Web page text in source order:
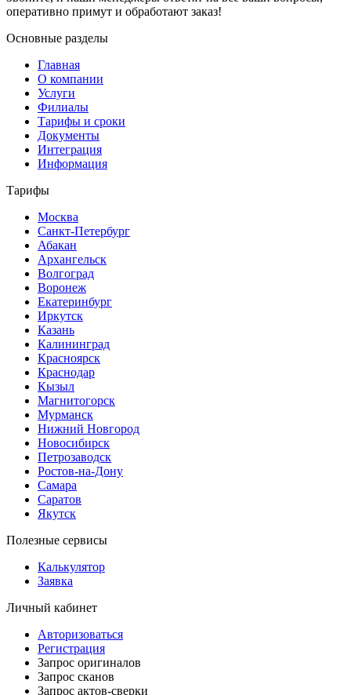
оперативно примут и обработают заказ!
Основные разделы
Главная
О компании
Услуги
Филиалы
Тарифы и сроки
Документы
Интеграция
Информация
Тарифы
Москва
Санкт-Петербург
Абакан
Архангельск
Волгоград
Воронеж
Екатеринбург
Иркутск
Казань
Калининград
Красноярск
Краснодар
Кызыл
Магнитогорск
Мурманск
Нижний Новгород
Новосибирск
Петрозаводск
Ростов-на-Дону
Самара
Саратов
Якутск
Полезные сервисы
Калькулятор
Заявка
Личный кабинет
Авторизоваться
Регистрация
Запрос оригиналов
Запрос сканов
Запрос актов-сверки